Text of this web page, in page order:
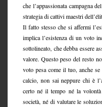
che l’appassionata campagna
strategia di cattivi maestri
Il fatto stesso che si affermi
implica l’esistenza di un voto
sottolineato, che debba essere
valore. Questo peso del resto
voto pesa come il tuo, anche
calcio, non sai neppure chi è
certo né il tempo né la
società, né di valutare le